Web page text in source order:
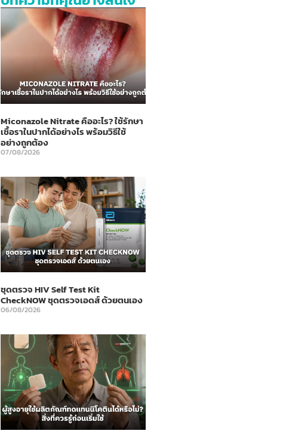
Miconazole Nitrate คืออะไร? ใช้รักษา
เชื้อราในปากได้อย่างไร พร้อมวิธีใช้
อย่างถูกต้อง
07/08/2026
ชุดตรวจ HIV Self Test Kit
CheckNOW ชุดตรวจเอดส์ ด้วยตนเอง
06/08/2026